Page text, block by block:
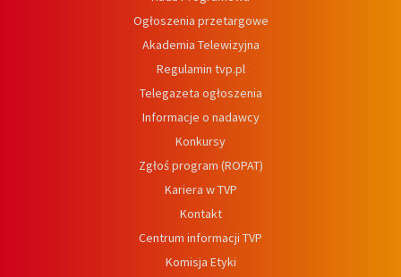
Ogłoszenia przetargowe
Akademia Telewizyjna
Regulamin tvp.pl
Telegazeta ogłoszenia
Informacje o nadawcy
Konkursy
Zgłoś program (ROPAT)
Kariera w TVP
Kontakt
Centrum informacji TVP
Komisja Etyki